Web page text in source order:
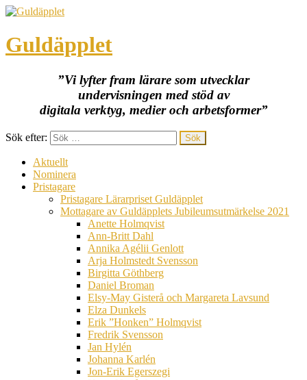
Guldäpplet
”Vi lyfter fram lärare som utvecklar
undervisningen med stöd av
digitala verktyg, medier och arbetsformer”
Sök efter:
Aktuellt
Nominera
Pristagare
Pristagare Lärarpriset Guldäpplet
Mottagare av Guldäpplets Jubileumsutmärkelse 2021
Anette Holmqvist
Ann-Britt Dahl
Annika Agélii Genlott
Arja Holmstedt Svensson
Birgitta Göthberg
Daniel Broman
Elsy-May Gisterå och Margareta Lavsund
Elza Dunkels
Erik ”Honken” Holmqvist
Fredrik Svensson
Jan Hylén
Johanna Karlén
Jon-Erik Egerszegi